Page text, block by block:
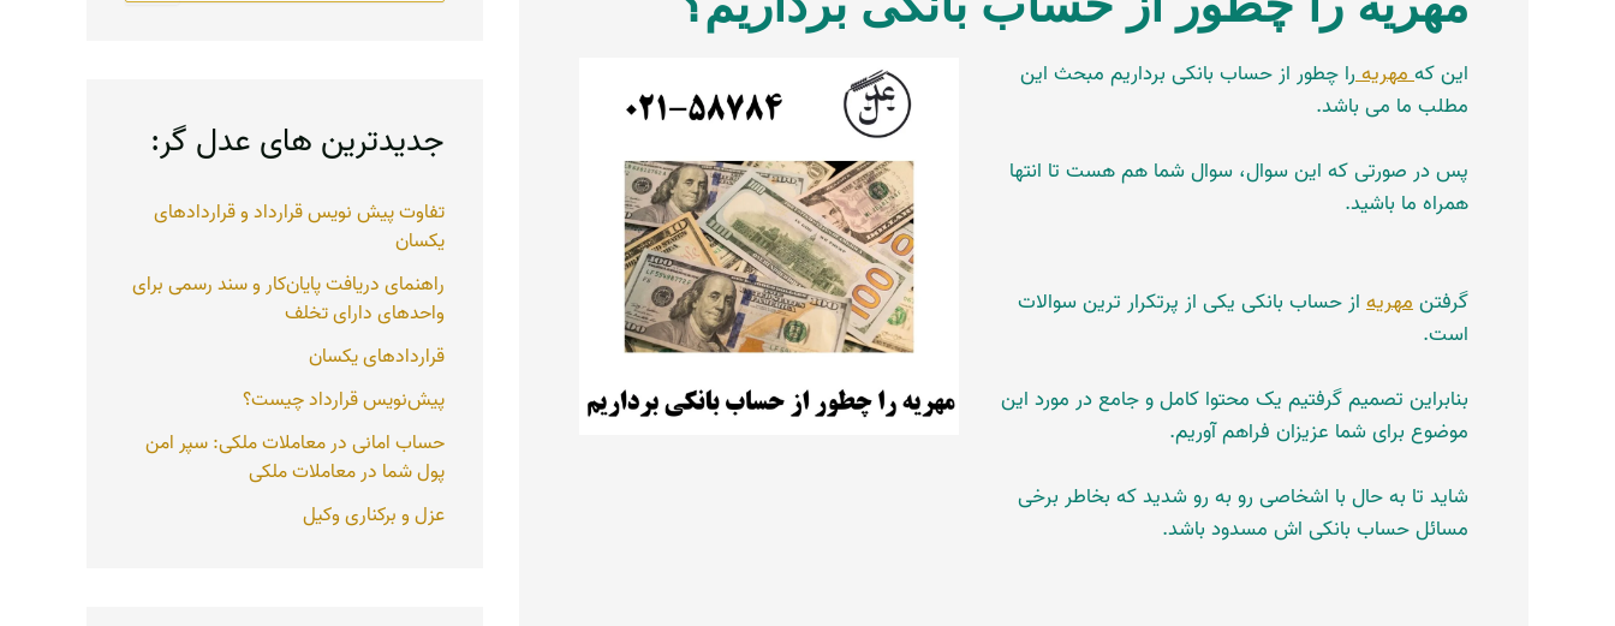
این کهمهریهرا چطور از حساب بانکی برداریم مبحث این
مطلب ما می باشد.
پس در صورتی که این سوال، سوال شما هم هست تا انتها
همراه ما باشید.
گرفتنمهریه از حساب بانکی یکی از پرتکرار ترین سوالات
است.
بنابراین تصمیم گرفتیم یک محتوا کامل و جامع در مورد این
موضوع برای شما عزیزان فراهم آوریم.
شاید تا به حال با اشخاصی رو به رو شدید که بخاطر برخی
مسائل حساب بانکی اش مسدود باشد.
اجدیدترین های عدل گر:
تفاوت پیش نویس قرارداد و قراردادهای
یکسان
راهنمای دریافت پایان‌کار و سند رسمی برای
واحدهای دارای تخلف
قراردادهای یکسان
پیش‌نویس قرارداد چیست؟
حساب امانی در معاملات ملکی: سپر امن
پول شما در معاملات ملکی
عزل و برکناری وکیل